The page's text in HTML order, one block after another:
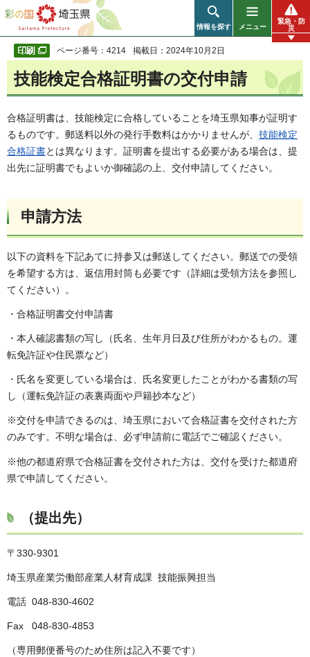
彩の国 埼玉県
情報を探す メニュー
緊急・防
災
ページ番号：4214 掲載日：2024年10月2日
技能検定合格証明書の交付申請
合格証明書は、技能検定に合格していることを埼玉県知事が証明す
るものです。郵送料以外の発行手数料はかかりませんが、 技能検定
合格証書とは異なります。証明書を提出する必要がある場合は、提
出先に証明書でもよいか御確認の上、交付申請してください。
申請方法
以下の資料を下記あてに持参又は郵送してください。郵送での受領
を希望する方は、返信用封筒も必要です（詳細は受領方法を参照し
てください）。
・合格証明書交付申請書
・本人確認書類の写し（氏名、生年月日及び住所がわかるもの。運
転免許証や住民票など）
・氏名を変更している場合は、氏名変更したことがわかる書類の写
し（運転免許証の表裏両面や戸籍抄本など）
※交付を申請できるのは、埼玉県において合格証書を交付された方
のみです。不明な場合は、必ず申請前に電話でご確認ください。
※他の都道府県で合格証書を交付された方は、交付を受けた都道府
県で申請してください。
（提出先）
〒330-9301
埼玉県産業労働部産業人材育成課 技能振興担当
電話 048-830-4602
Fax 048-830-4853
（専用郵便番号のため住所は記入不要です）